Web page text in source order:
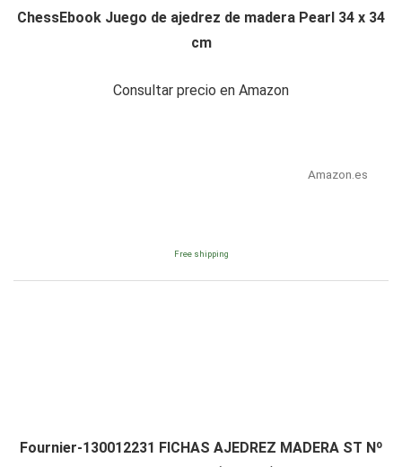
ChessEbook Juego de ajedrez de madera Pearl 34 x 34
cm
Consultar precio en Amazon
Amazon.es
Free shipping
Fournier-130012231 FICHAS AJEDREZ MADERA ST Nº